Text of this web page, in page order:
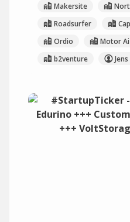
Makersite
Roadsurfer
Ordio
Motor Ai
b2venture